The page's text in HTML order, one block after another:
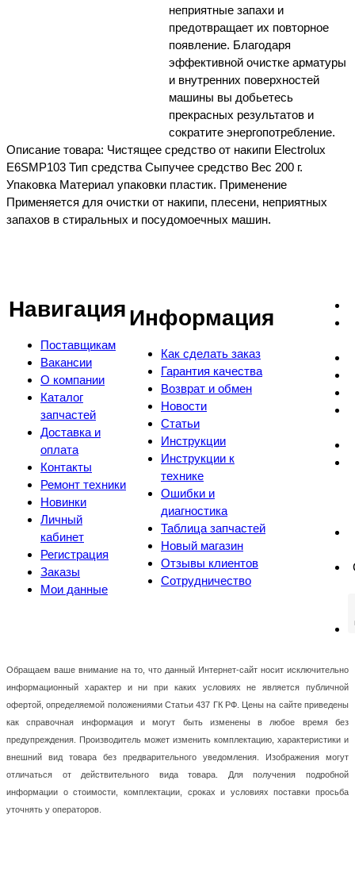
неприятные запахи и
предотвращает их повторное
появление. Благодаря
эффективной очистке арматуры
и внутренних поверхностей
машины вы добьетесь
прекрасных результатов и
сократите энергопотребление.
Описание товара: Чистящее средство от накипи Electrolux
E6SMP103 Тип средства Сыпучее средство Вес 200 г.
Упаковка Материал упаковки пластик. Применение
Применяется для очистки от накипи, плесени, неприятных
запахов в стиральных и посудомоечных машин.
Навигация
Поставщикам
Вакансии
О компании
Каталог
запчастей
Доставка и
оплата
Контакты
Ремонт техники
Новинки
Личный
кабинет
Регистрация
Заказы
Мои данные
Информация
Как сделать заказ
Гарантия качества
Возврат и обмен
Новости
Статьи
Инструкции
Инструкции к
технике
Ошибки и
диагностика
Таблица запчастей
Новый магазин
Отзывы клиентов
Сотрудничество
Обращаем ваше внимание на то, что данный Интернет-сайт носит исключительно
информационный характер и ни при каких условиях не является публичной
офертой, определяемой положениями Статьи 437 ГК РФ. Цены на сайте приведены
как справочная информация и могут быть изменены в любое время без
предупреждения. Производитель может изменить комплектацию, характеристики и
внешний вид товара без предварительного уведомления. Изображения могут
отличаться от действительного вида товара. Для получения подробной
информации о стоимости, комплектации, сроках и условиях поставки просьба
уточнять у операторов.